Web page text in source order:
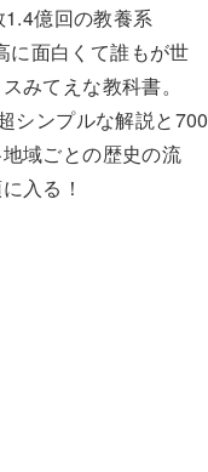
億回の教養系
に面白くて誰もが世
みてえな教科書。
シンプルな解説と700
域ごとの歴史の流
入る！